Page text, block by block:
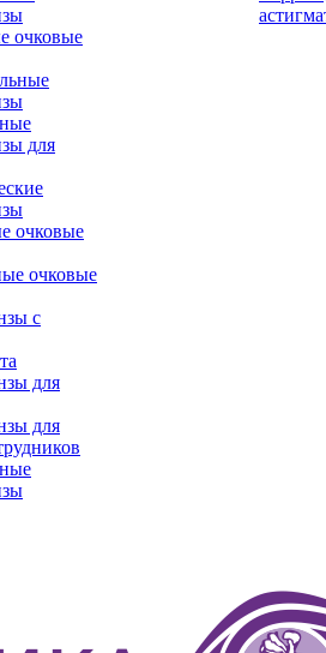
очковые
для
очковые
очковые
с
для
для